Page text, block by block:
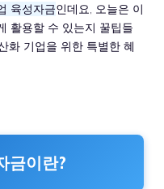
육성자금인데요, 오늘은 이
활용할 수 있는지 꿀팁들
화 기업을 위한 특별한 혜
금이란?